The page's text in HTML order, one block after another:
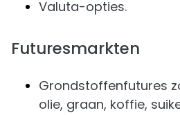
Valuta-opties.
Futuresmarkten
Grondstoffenfutures
olie, graan, koffie,